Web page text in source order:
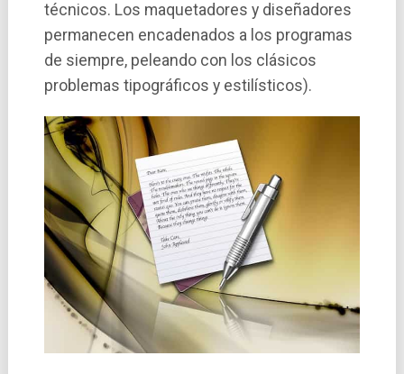
técnicos. Los maquetadores y diseñadores
permanecen encadenados a los programas
de siempre, peleando con los clásicos
problemas tipográficos y estilísticos).